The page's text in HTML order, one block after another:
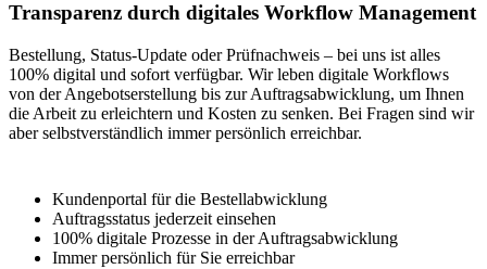
Transparenz durch digitales Workflow Management
Bestellung, Status-Update oder Prüfnachweis – bei uns ist alles
100% digital und sofort verfügbar. Wir leben digitale Workflows
von der Angebotserstellung bis zur Auftragsabwicklung, um Ihnen
die Arbeit zu erleichtern und Kosten zu senken. Bei Fragen sind wir
aber selbstverständlich immer persönlich erreichbar.
Kundenportal für die Bestellabwicklung
Auftragsstatus jederzeit einsehen
100% digitale Prozesse in der Auftragsabwicklung
Immer persönlich für Sie erreichbar